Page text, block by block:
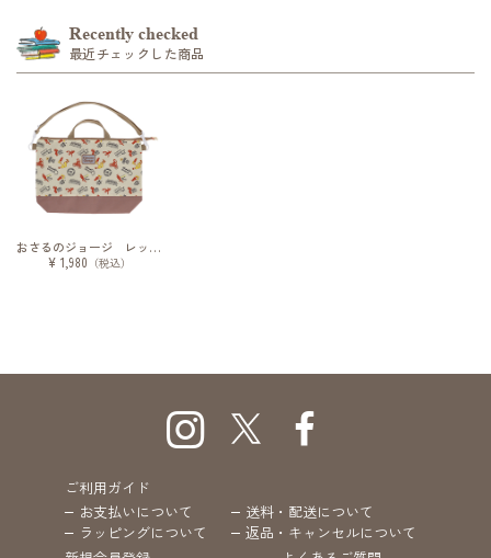
Recently checked
最近チェックした商品
おさるのジョージ レッスンバッグ エブリデイライフ
¥ 1,980 （税込）
ご利用ガイド
お支払いについて
送料・配送について
ラッピングについて
返品・キャンセルについて